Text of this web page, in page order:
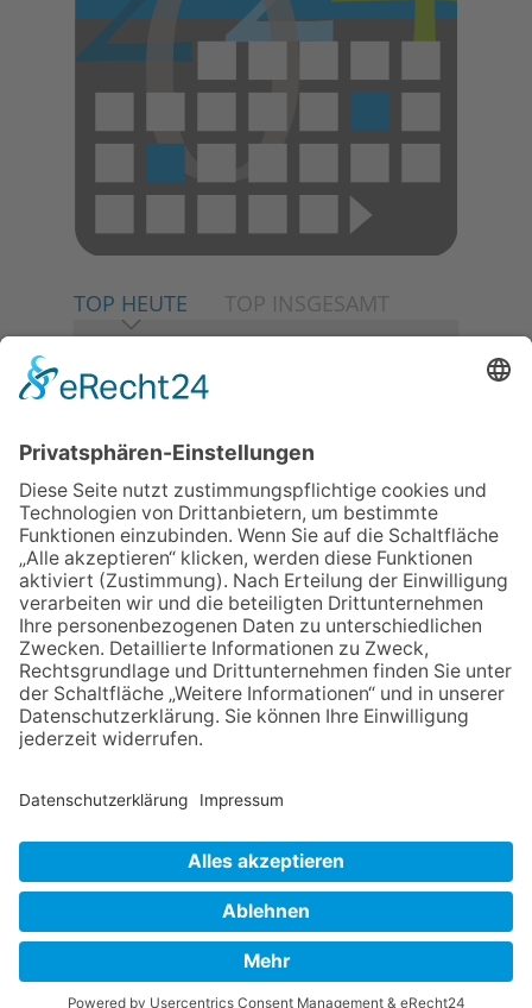
TOP HEUTE TOP INSGESAMT
06.08.2026
Baustellenführung führt auch in
die Zukunft der Stadt
Königstein
06.08.2026
Klinikforum zum Thema
Karpaltunnelsyndrom
06.08.2026
Gewinnspiel zum Start ins
Schuljahr
30.07.2026
Ganz Niederhöchstadt wird zur
Festmeile
NACH OBEN
Datenschutz Netiquette FAQ
Powered bynative:media.